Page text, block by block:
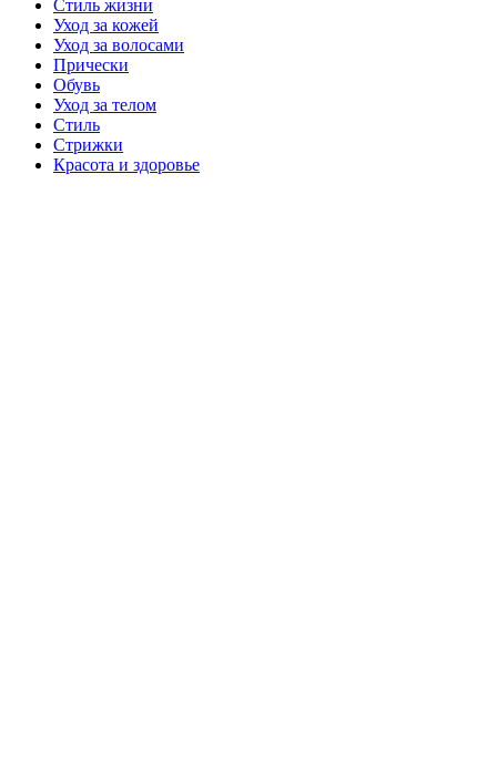
Стиль жизни
Уход за кожей
Уход за волосами
Прически
Обувь
Уход за телом
Стиль
Стрижки
Красота и здоровье